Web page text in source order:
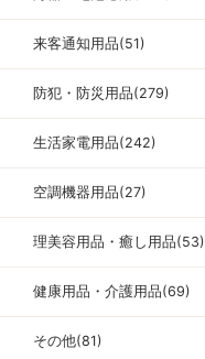
来客通知用品(51)
防犯・防災用品(279)
生活家電用品(242)
空調機器用品(27)
理美容用品・癒し用品(53)
健康用品・介護用品(69)
その他(81)